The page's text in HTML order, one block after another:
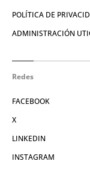
POLÍTICA DE
ADMINISTRACIÓN
Redes
FACEBOOK
X
LINKEDIN
INSTAGRAM